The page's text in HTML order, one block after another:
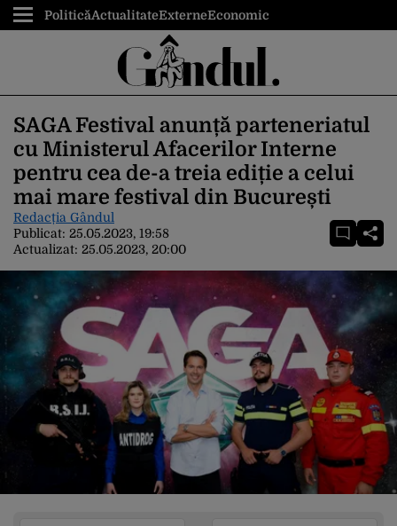
PoliticăActualitateExterneEconomic
SAGA Festival anunță parteneriatul
cu Ministerul Afacerilor Interne
pentru cea de-a treia ediție a celui
mai mare festival din București
Redacția Gândul
Publicat: 25.05.2023, 19:58
Actualizat: 25.05.2023, 20:00